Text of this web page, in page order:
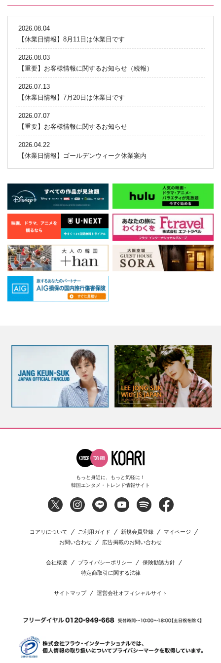
2026.08.04
【休業日情報】8月11日は休業日です
2026.08.03
【重要】お客様情報に関するお知らせ（続報）
2026.07.13
【休業日情報】7月20日は休業日です
2026.07.07
【重要】お客様情報に関するお知らせ
2026.04.22
【休業日情報】ゴールデンウィーク休業案内
もっと身近に、もっと気軽に！
韓国エンタメ・トレンド情報サイト
コアリについて ご利用ガイド 新規会員登録
マイページ
お問い合わせ
広告掲載のお問い合わせ
会社概要 プライバシーポリシー
保険勧誘方針
特定商取引に関する法律
サイトマップ 運営会社オフィシャルサイト